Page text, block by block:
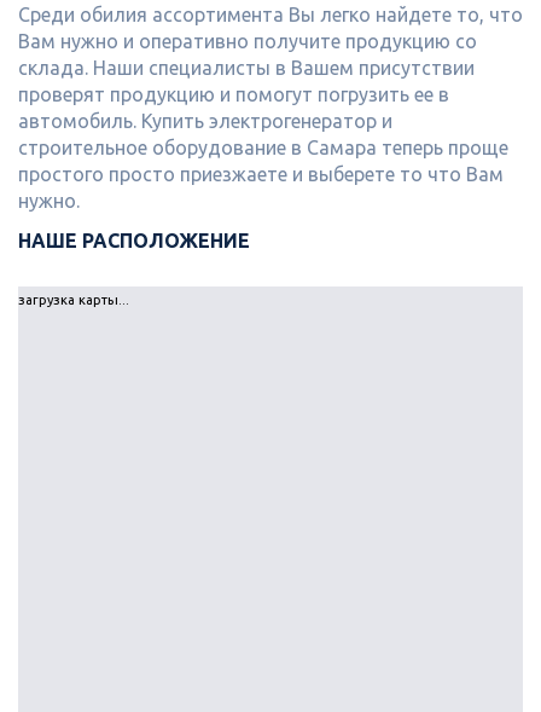
Среди обилия ассортимента Вы легко найдете то, что
Вам нужно и оперативно получите продукцию со
склада. Наши специалисты в Вашем присутствии
проверят продукцию и помогут погрузить ее в
автомобиль. Купить электрогенератор и
строительное оборудование в Самара теперь проще
простого просто приезжаете и выберете то что Вам
нужно.
НАШЕ РАСПОЛОЖЕНИЕ
загрузка карты...